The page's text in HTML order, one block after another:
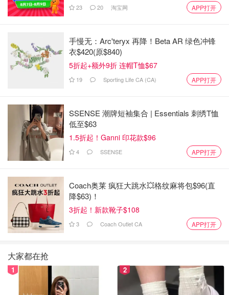
伊朗宣布将封锁霍尔木兹海峡，并警告任何试图通行的船只
可能遭到攻击。该海峡承担着全球约五分之一的石油和天然
目前，已有超过150艘船只停泊在海峡周围水域，航运活动
明显受阻。
区，威胁称油价可能飙升至每桶200美元。
此前，已有油轮在该区域遭袭起火，沙特阿美的炼油设施以
及科威特、卡塔尔的部分能源基础设施也遭到无人机攻击，
市场恐慌情绪进一步加剧。
23 20 淘宝网 APP打开
手慢无：Arc'teryx 再降！Beta AR 绿色冲锋
衣$420(原$840)
5折起+额外9折 连帽T恤$67
19 Sporting Life CA (CA) APP打开
SSENSE 潮牌短袖集合 | Essentials 刺绣T恤
低至$63
1.5折起！Ganni 印花款$96
4 SSENSE APP打开
Coach奥莱 疯狂大跳水💥格纹麻将包$96(直
降$63)！
3折起！新款靴子$108
3 Coach Outlet CA APP打开
大家都在抢
1 2